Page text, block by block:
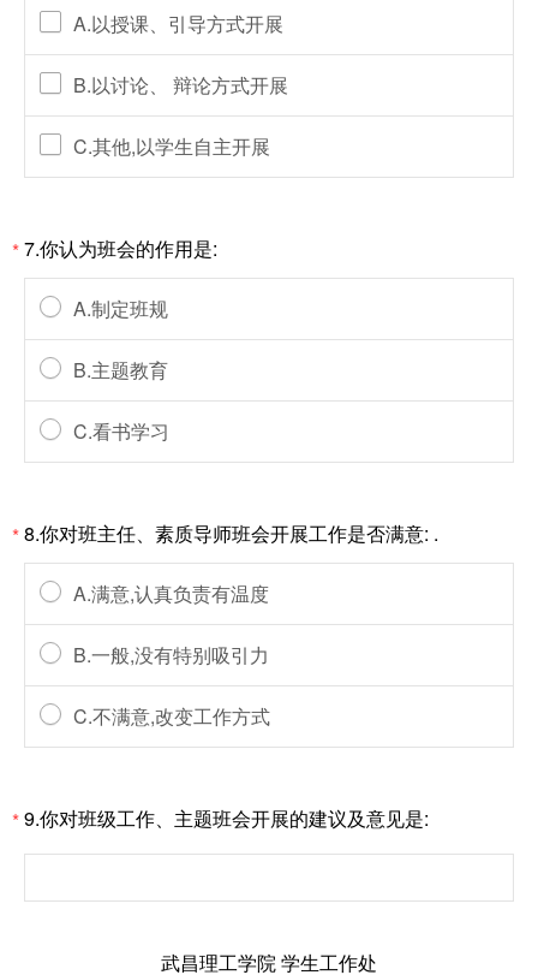
A.以授课、引导方式开展
B.以讨论、 辩论方式开展
C.其他,以学生自主开展
*7.你认为班会的作用是:
A.制定班规
B.主题教育
C.看书学习
*8.你对班主任、素质导师班会开展工作是否满意: .
A.满意,认真负责有温度
B.一般,没有特别吸引力
C.不满意,改变工作方式
*9.你对班级工作、主题班会开展的建议及意见是:
武昌理工学院 学生工作处